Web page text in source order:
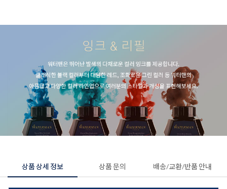
상품 상세 정보 상품 문의 배송/교환/반품 안내